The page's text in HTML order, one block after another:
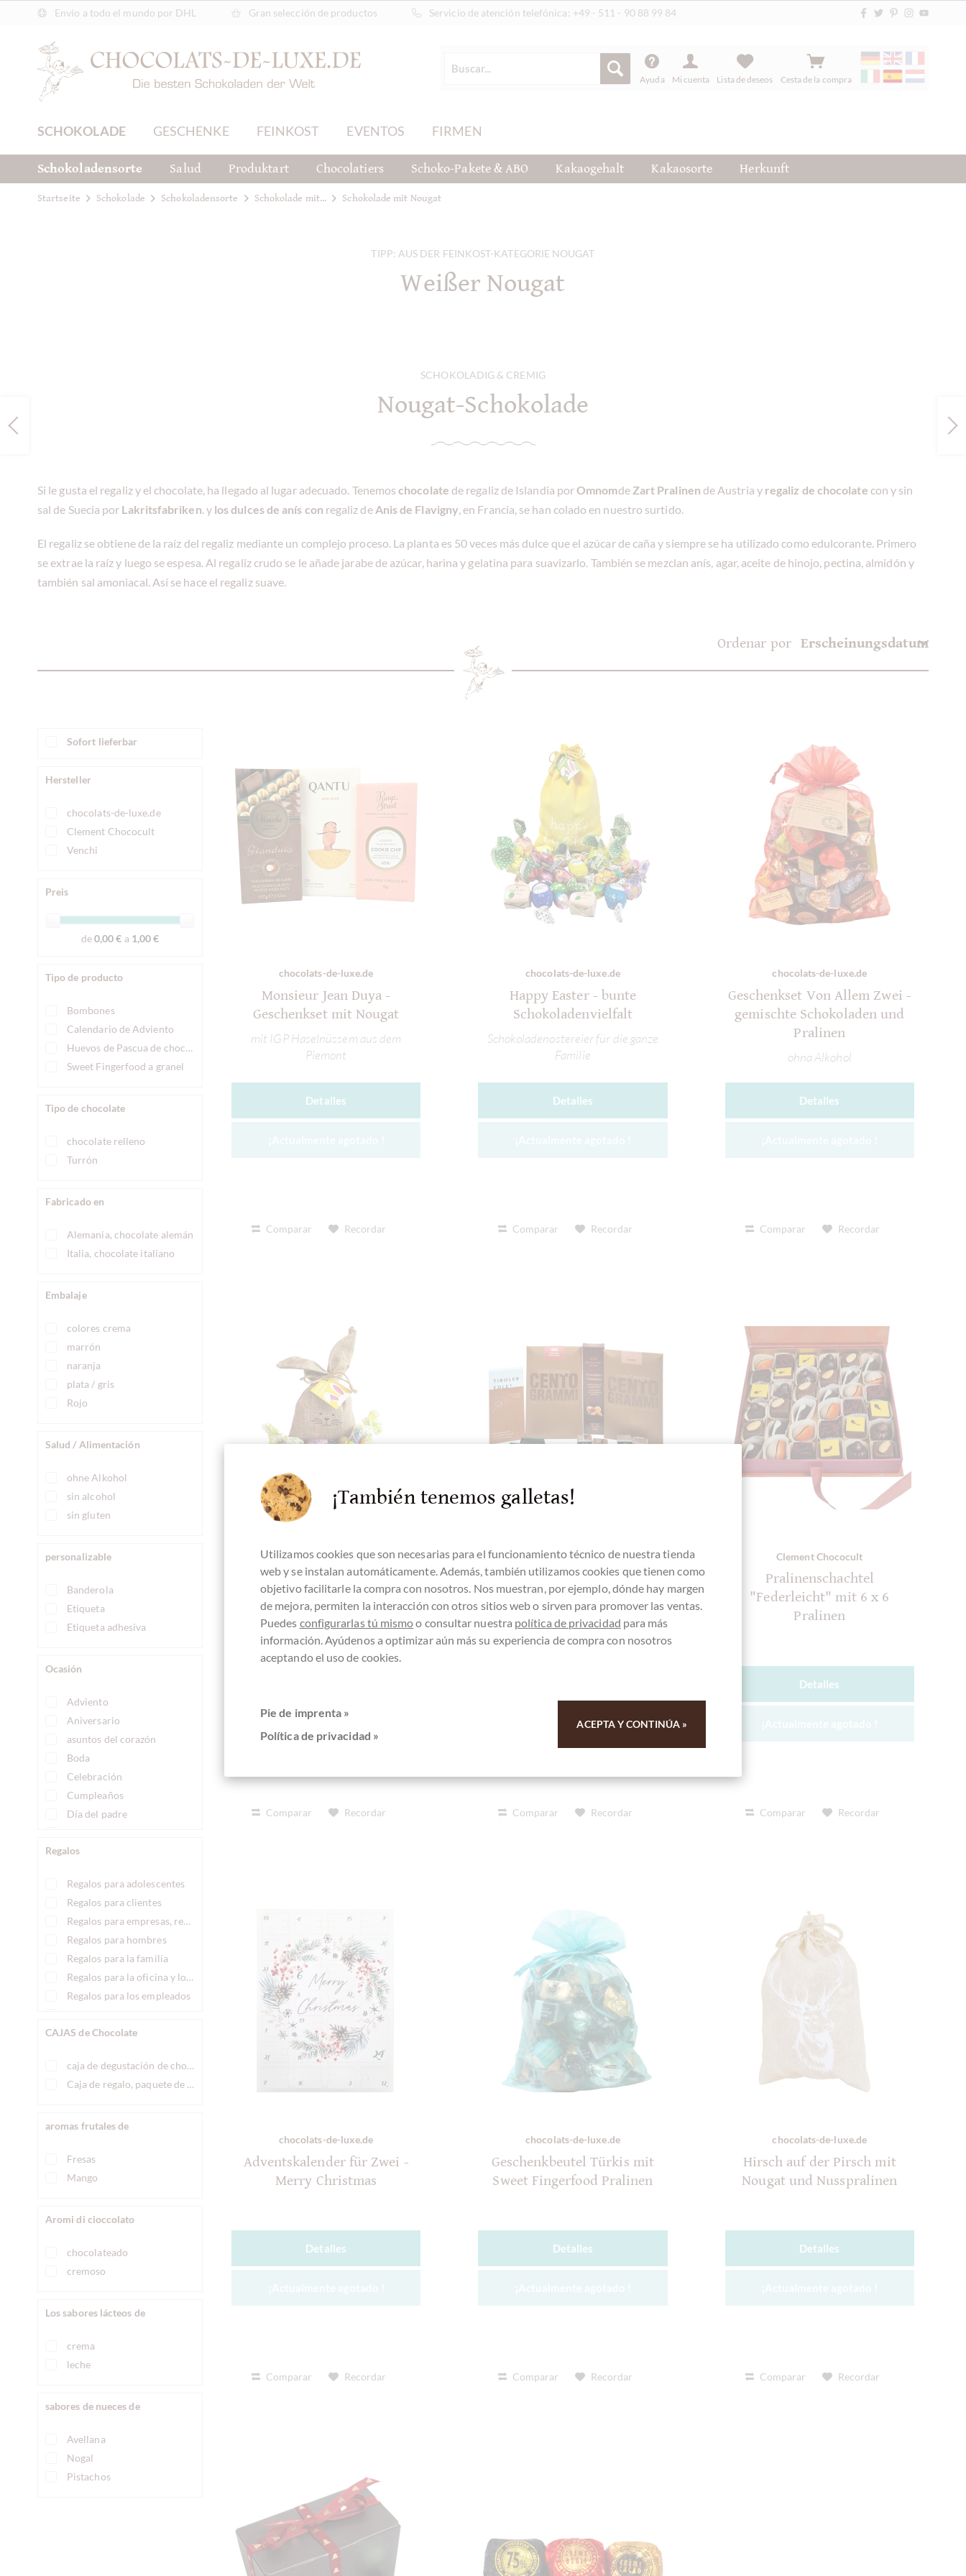
Envío a todo el mundo por DHL Gran selección de productos Servicio de atención telefónica: +49 - 511 - 90 88 99 84
Ayuda Mi cuenta Lista de deseos Cesta de la compra
SCHOKOLADE GESCHENKE FEINKOST EVENTOS FIRMEN
Schokoladensorte Salud Produktart Chocolatiers Schoko-Pakete & ABO Kakaogehalt Kakaosorte Herkunft
Startseite Schokolade Schokoladensorte Schokolade mit... Schokolade mit Nougat
TIPP: AUS DER FEINKOST-KATEGORIE NOUGAT
Weißer Nougat
SCHOKOLADIG & CREMIG
Nougat-Schokolade
Si le gusta el regaliz y el chocolate, ha llegado al lugar adecuado. Tenemos chocolate de regaliz de Islandia porOmnomde Zart Pralinen de Austria yregaliz de chocolate con y sin
sal de Suecia por Lakritsfabriken. ylos dulces de anís con regaliz deAnis de Flavigny, en Francia, se han colado en nuestro surtido.
El regaliz se obtiene de la raíz del regaliz mediante un complejo proceso. La planta es 50 veces más dulce que el azúcar de caña y siempre se ha utilizado como edulcorante. Primero
se extrae la raíz y luego se espesa. Al regaliz crudo se le añade jarabe de azúcar, harina y gelatina para suavizarlo. También se mezclan anís, agar, aceite de hinojo, pectina, almidón y
también sal amoniacal. Así se hace el regaliz suave.
Ordenar por
Sofort lieferbar
Hersteller
chocolats-de-luxe.de
Clement Chococult
Venchi
Preis
de0,00 € a 1,00 €
Tipo de producto
Bombones
Calendario de Adviento
Huevos de Pascua de chocolate
Sweet Fingerfood a granel
Tipo de chocolate
chocolate relleno
Turrón
Fabricado en
Alemania, chocolate alemán
Italia, chocolate italiano
Embalaje
colores crema
marrón
naranja
plata / gris
Rojo
Salud / Alimentación
ohne Alkohol
sin alcohol
sin gluten
personalizable
Banderola
Etiqueta
Etiqueta adhesiva
Ocasión
Adviento
Aniversario
asuntos del corazón
Boda
Celebración
Cumpleaños
Día del padre
Día de San Valentín
Encuentro
Fiesta
Fútbol
Halloween
Lo siento
Muchas gracias.!
Navidad
Oktoberfest
verano
Regalos
Regalos para adolescentes
Regalos para clientes
Regalos para empresas, regalos corporativos
Regalos para hombres
Regalos para la familia
Regalos para la oficina y los colegas
Regalos para los empleados
Regalos para niños
CAJAS de Chocolate
caja de degustación de chocolate temática
Caja de regalo, paquete de regalo de chocolate
aromas frutales de
Fresas
Mango
Aromi di cioccolato
chocolateado
cremoso
Los sabores lácteos de
crema
leche
sabores de nueces de
Avellana
Nogal
Pistachos
chocolats-de-luxe.de
Monsieur Jean Duya -
Geschenkset mit Nougat
mit IGP Haselnüssem aus dem
Piemont
Detalles
Comparar Recordar
chocolats-de-luxe.de
Happy Easter - bunte
Schokoladenvielfalt
Schokoladenostereier für die ganze
Familie
Detalles
Comparar Recordar
chocolats-de-luxe.de
Geschenkset Von Allem Zwei -
gemischte Schokoladen und
Pralinen
ohna Alkohol
Detalles
Comparar Recordar
chocolats-de-luxe.de
Kleiner Osterhasenbeutel mit
Venchi Schokoladen
Ostereiern
Alkoholfrei
¡Actualmente agotado !
Comparar Recordar
chocolats-de-luxe.de
Nougat Schokoladen - nur
cremiges Nougat & Gianduja,
sonst nichts
¡Actualmente agotado !
Comparar Recordar
Clement Chococult
Pralinenschachtel
"Federleicht" mit 6 x 6
Pralinen
Detalles
Comparar Recordar
chocolats-de-luxe.de
Adventskalender für Zwei -
Merry Christmas
Detalles
Comparar Recordar
chocolats-de-luxe.de
Geschenkbeutel Türkis mit
Sweet Fingerfood Pralinen
Detalles
Comparar Recordar
chocolats-de-luxe.de
Hirsch auf der Pirsch mit
Nougat und Nusspralinen
Detalles
Comparar Recordar
¡También tenemos galletas!
Utilizamos cookies que son necesarias para el funcionamiento técnico de nuestra tienda
web y se instalan automáticamente. Además, también utilizamos cookies que tienen como
objetivo facilitarle la compra con nosotros. Nos muestran, por ejemplo, dónde hay margen
de mejora, permiten la interacción con otros sitios web o sirven para promover las ventas.
Puedes configurarlas tú mismoo consultar nuestra política de privacidad para más
información. Ayúdenos a optimizar aún más su experiencia de compra con nosotros
aceptando el uso de cookies.
Pie de imprenta »
Política de privacidad »
ACEPTA Y CONTINÚA »